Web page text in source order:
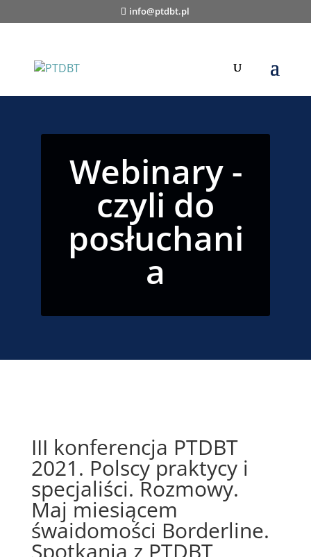
info@ptdbt.pl
Webinary -
czyli do
posłuchani
a
III konferencja PTDBT
2021. Polscy praktycy i
specjaliści. Rozmowy.
Maj miesiącem
śwaidomości Borderline.
Spotkania z PTDBT